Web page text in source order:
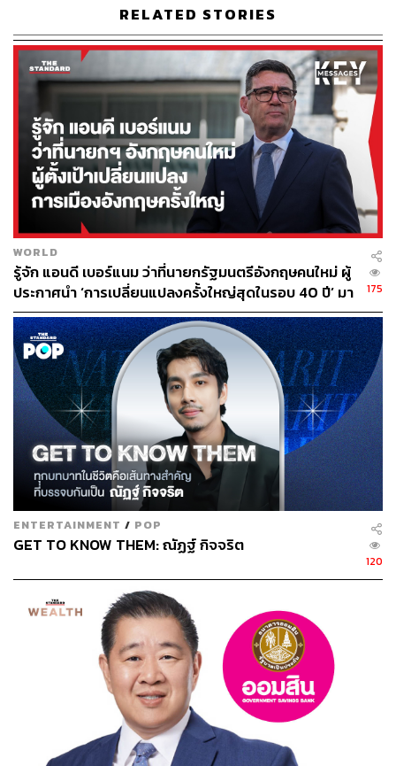
หมายเหตุ: อัปเดตข้อมูลถึงวันที่ 28 เมษายน 2564
ภาพประกอบ: พิชามญชุ์ วรรณสาร
พิสูจน์อักษร: พรนภัส ชำนาญค้า
อ้างอิง:
https://www.facebook.com/cannayika97
https://www.facebook.com/savethailandsafe
https://www.facebook.com/missgrandthailand
https://www.instagram.com/jaja_nongpanee/
https://www.instagram.com/ladydna/?hl=th
https://www.instagram.com/bunnyaire/?hl=th
https://www.facebook.com/MTlikesara
https://www.instagram.com/belle_engtrakul/?hl=th
https://www.instagram.com/art_phasut98/?hl=th
https://www.instagram.com/taewaew_natapohn/?hl=t
RELATED STORIES
WORLD
รู้จัก แอนดี เบอร์แนม ว่าที่นายกรัฐมนตรีอังกฤษคนใหม่ ผู้
ประกาศนำ ‘การเปลี่ยนแปลงครั้งใหญ่สุดในรอบ 40 ปี’ มา
สู่การเมืองอังกฤษ
175
ENTERTAINMENT / POP
GET TO KNOW THEM: ณัฏฐ์ กิจจริต
120